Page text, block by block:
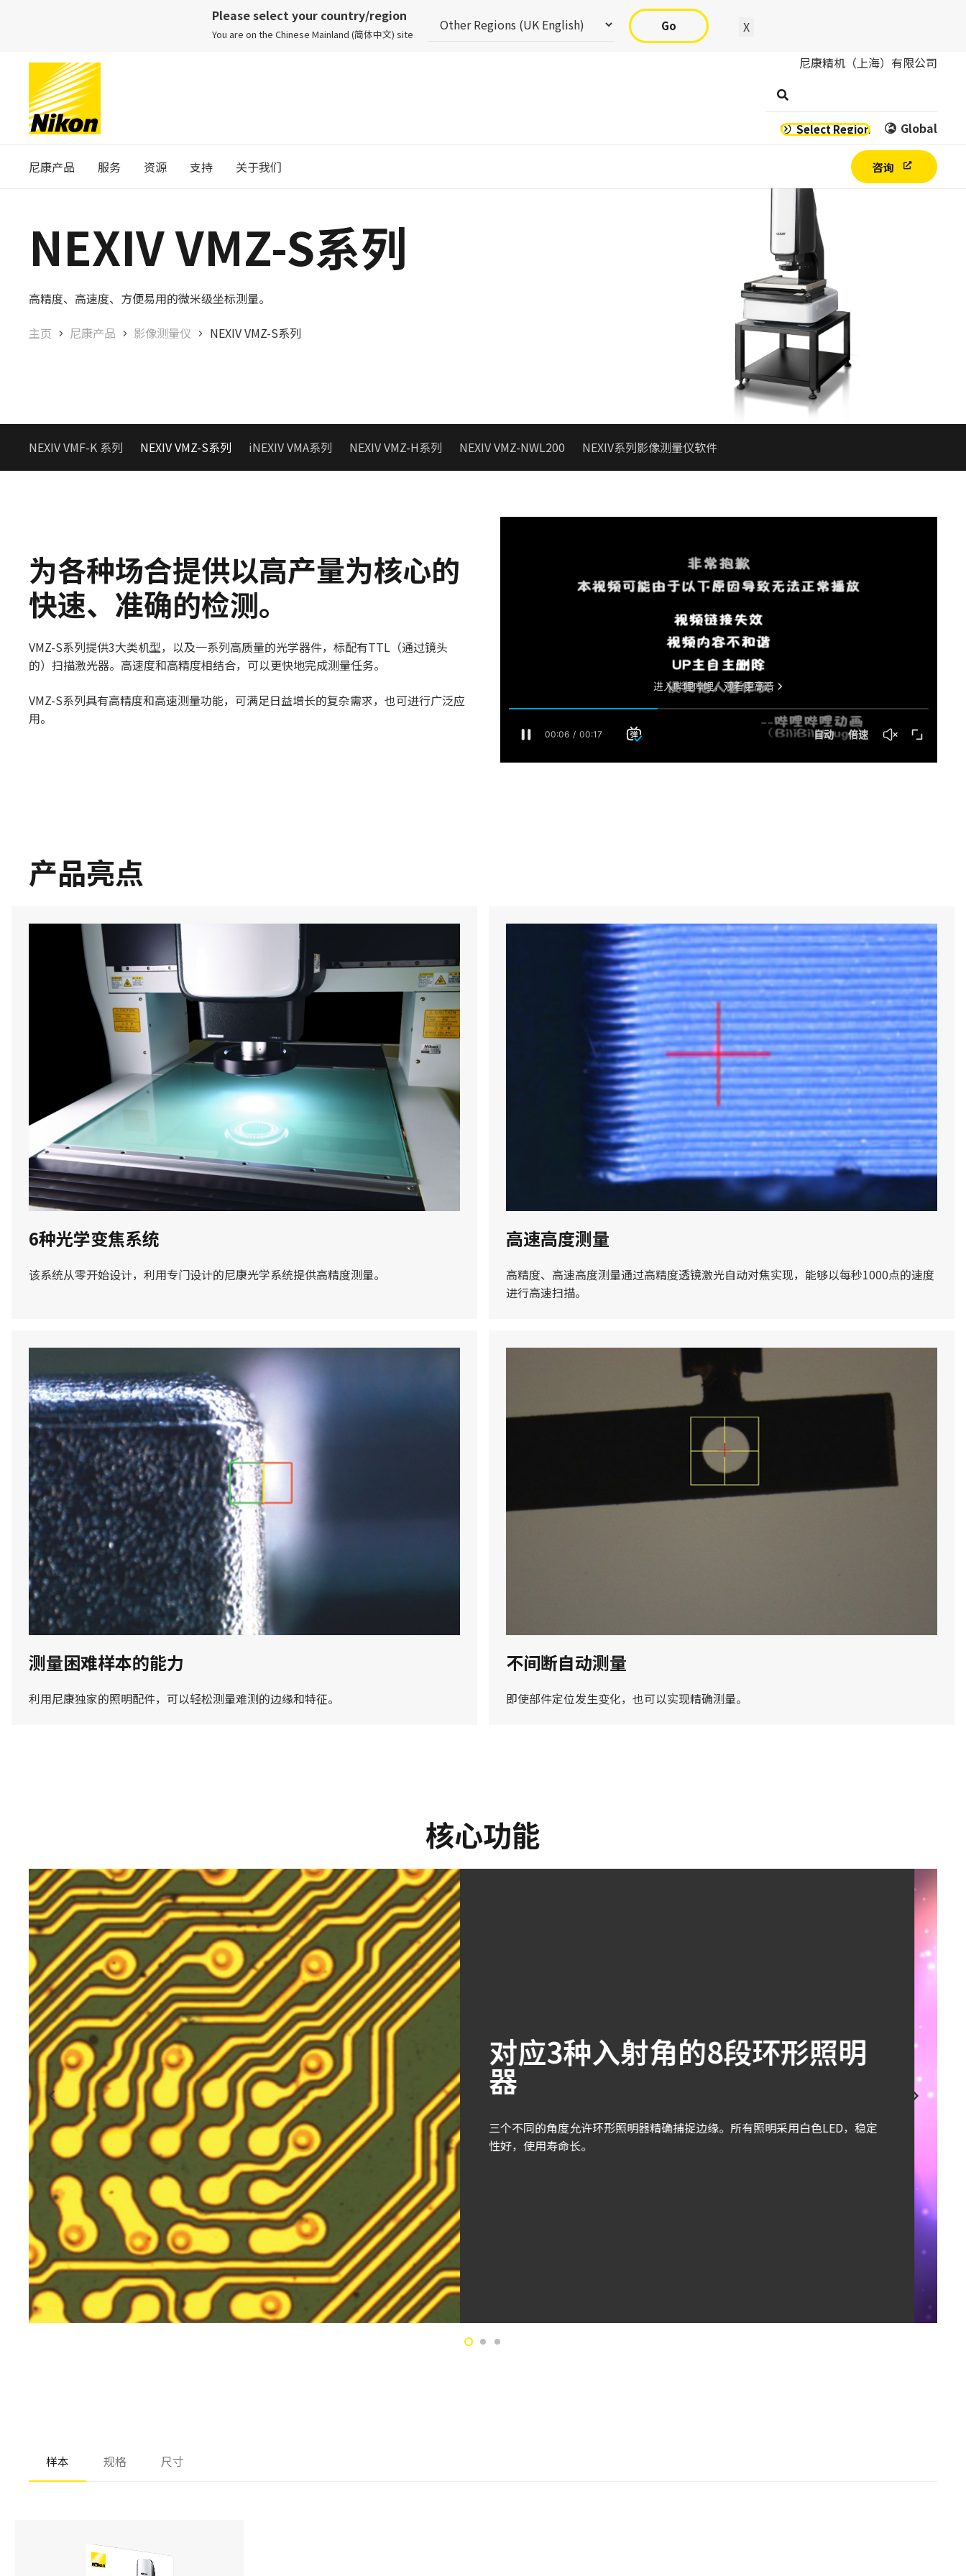
Please select your country/region
You are on the Chinese Mainland (简体中文) site
Go X
尼康精机（上海）有限公司
Select Region Global
尼康产品 服务 资源 支持 关于我们 咨询
NEXIV VMZ-S系列
高精度、高速度、方便易用的微米级坐标测量。
主页
尼康产品 影像测量仪 NEXIV VMZ-S系列
NEXIV VMF-K​ 系列 NEXIV VMZ-S系列 iNEXIV VMA系列 NEXIV VMZ-H系列 NEXIV VMZ-NWL200 NEXIV系列影像测量仪软件
为各种场合提供以高产量为核心的
快速、准确的检测。
VMZ-S系列提供3大类机型，以及一系列高质量的光学器件，标配有TTL（通过镜头
的）扫描激光器。高速度和高精度相结合，可以更快地完成测量任务。
VMZ-S系列具有高精度和高速测量功能，可满足日益增长的复杂需求，也可进行广泛应
用。
产品亮点
6种光学变焦系统
该系统从零开始设计，利用专门设计的尼康光学系统提供高精度测量。
高速高度测量
高精度、高速高度测量通过高精度透镜激光自动对焦实现，能够以每秒1000点的速度
进行高速扫描。
测量困难样本的能力
利用尼康独家的照明配件，可以轻松测量难测的边缘和特征。
不间断自动测量
即使部件定位发生变化，也可以实现精确测量。
核心功能
对应3种入射角的8段环形照明
器
三个不同的角度允许环形照明器精确捕捉边缘。所有照明采用白色LED，稳定
性好，使用寿命长。
样本 规格 尺寸